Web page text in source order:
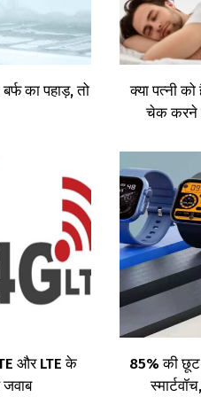
का पहाड़, तो
क्या पत्नी
चेक करने
और LTE के
85% की